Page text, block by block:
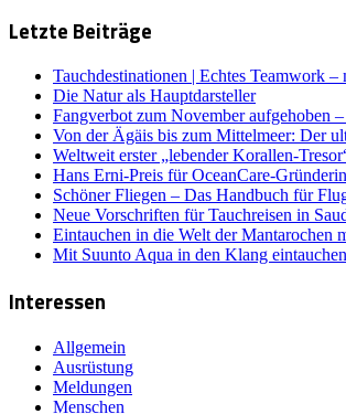
Letzte Beiträge
Tauchdestinationen | Echtes Teamwork
Die Natur als Hauptdarsteller
Fangverbot zum November aufgehoben
Von der Ägäis bis zum Mittelmeer: Der
Weltweit erster „lebender Korallen-
Hans Erni-Preis für OceanCare-
Schöner Fliegen – Das Handbuch für
Neue Vorschriften für Tauchreisen in
Eintauchen in die Welt der Mantarochen
Mit Suunto Aqua in den Klang eintauchen
Interessen
Allgemein
Ausrüstung
Meldungen
Menschen